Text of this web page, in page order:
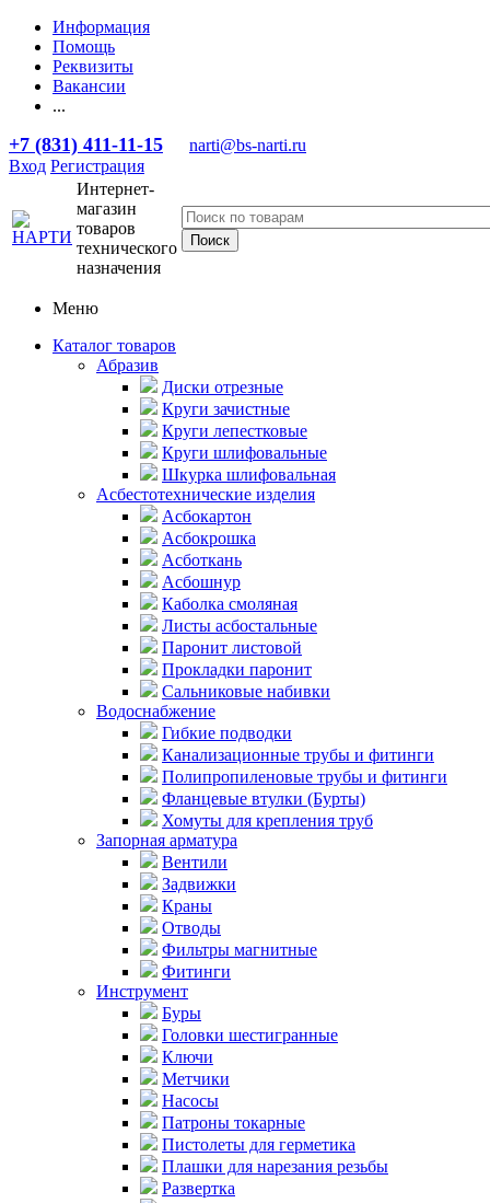
Информация
Помощь
Реквизиты
Вакансии
...
+7 (831) 411-11-15
narti@bs-narti.ru
Вход Регистрация
Интернет-
магазин
товаров
технического
назначения
Меню
Каталог товаров
Абразив
Диски отрезные
Круги зачистные
Круги лепестковые
Круги шлифовальные
Шкурка шлифовальная
Асбестотехнические изделия
Асбокартон
Асбокрошка
Асботкань
Асбошнур
Каболка смоляная
Листы асбостальные
Паронит листовой
Прокладки паронит
Сальниковые набивки
Водоснабжение
Гибкие подводки
Канализационные трубы и фитинги
Полипропиленовые трубы и фитинги
Фланцевые втулки (Бурты)
Хомуты для крепления труб
Запорная арматура
Вентили
Задвижки
Краны
Отводы
Фильтры магнитные
Фитинги
Инструмент
Буры
Головки шестигранные
Ключи
Метчики
Насосы
Патроны токарные
Пистолеты для герметика
Плашки для нарезания резьбы
Развертка